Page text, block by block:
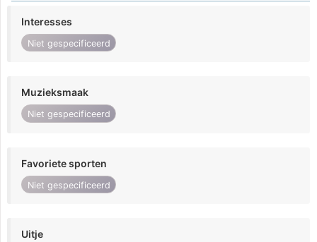
Interesses
Niet gespecificeerd
Muzieksmaak
Niet gespecificeerd
Favoriete sporten
Niet gespecificeerd
Uitje